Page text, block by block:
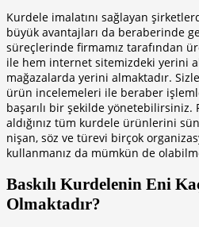
panel
Panel
panel
panel
Kurdele imalatını sağlayan
büyük avantajları da beraberinde
süreçlerinde firmamız tarafından
ile hem internet sitemizdeki yerini
mağazalarda yerini almaktadır.
ürün incelemeleri ile beraber
başarılı bir şekilde yönetebilirsiniz.
aldığınız tüm kurdele ürünlerini
nişan, söz ve türevi birçok
kullanmanız da mümkün de
Baskılı Kurdelenin Eni
Olmaktadır?